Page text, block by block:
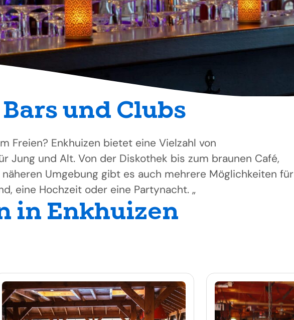
und Clubs
Freien? Enkhuizen bietet eine Vielzahl von
Jung und Alt. Von der Diskothek bis zum braunen Café,
Umgebung gibt es auch mehrere Möglichkeiten für
eine Hochzeit oder eine Partynacht. „
in Enkhuizen